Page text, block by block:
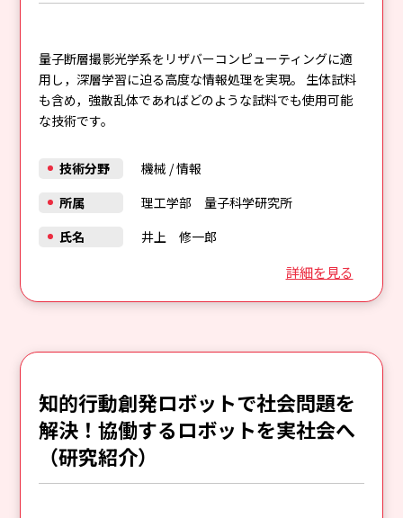
量子断層撮影光学系をリザバーコンピューティングに適
用し，深層学習に迫る高度な情報処理を実現。 生体試料
も含め，強散乱体であればどのような試料でも使用可能
な技術です。
詳細を見る
技術分野 機械 /情報
所属
理工学部 量子科学研究所
氏名
井上 修一郎
知的行動創発ロボットで社会問題を
解決！協働するロボットを実社会へ
（研究紹介）